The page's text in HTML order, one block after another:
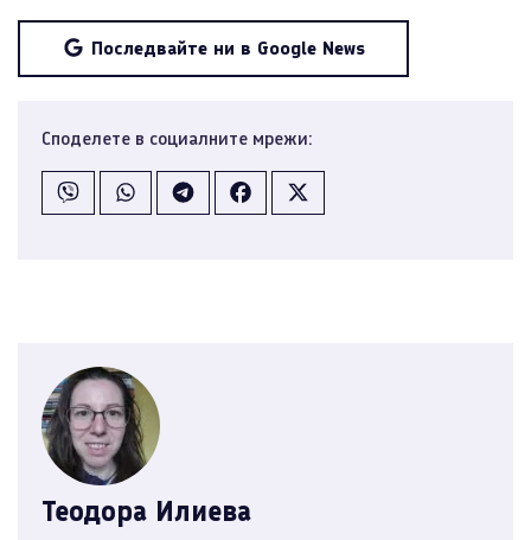
Последвайте ни в Google News
Споделете в социалните мрежи:
Теодора Илиева